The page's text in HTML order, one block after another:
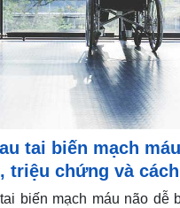
tai biến mạch
triệu chứng và
biến mạch máu não dễ